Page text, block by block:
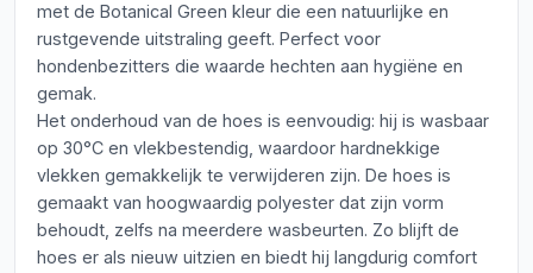
met de Botanical Green kleur die een natuurlijke en
rustgevende uitstraling geeft. Perfect voor
hondenbezitters die waarde hechten aan hygiëne en
gemak.
Het onderhoud van de hoes is eenvoudig: hij is wasbaar
op 30°C en vlekbestendig, waardoor hardnekkige
vlekken gemakkelijk te verwijderen zijn. De hoes is
gemaakt van hoogwaardig polyester dat zijn vorm
behoudt, zelfs na meerdere wasbeurten. Zo blijft de
hoes er als nieuw uitzien en biedt hij langdurig comfort